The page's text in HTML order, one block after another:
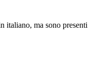
italiano, ma sono presenti